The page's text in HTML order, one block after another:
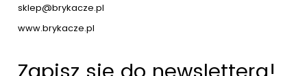
sklep@brykacze.pl
www.brykacze.pl